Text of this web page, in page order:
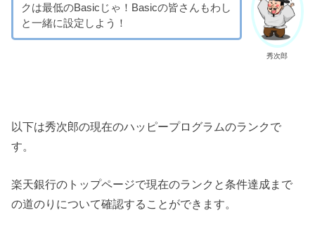
秀次郎
クは最低のBasicじゃ！Basicの皆さんもわし
と一緒に設定しよう！
以下は秀次郎の現在のハッピープログラムのランクで
す。
楽天銀行のトップページで現在のランクと条件達成まで
の道のりについて確認することができます。